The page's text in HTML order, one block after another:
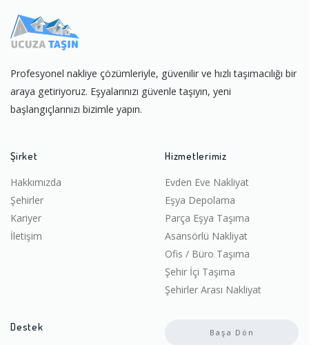
Profesyonel nakliye çözümleriyle, güvenilir ve hızlı taşımacılığı bir
araya getiriyoruz. Eşyalarınızı güvenle taşıyın, yeni
başlangıçlarınızı bizimle yapın.
Şirket
Hakkımızda
Şehirler
Kariyer
İletişim
Hizmetlerimiz
Evden Eve Nakliyat
Eşya Depolama
Parça Eşya Taşıma
Asansörlü Nakliyat
Ofis / Büro Taşıma
Şehir İçi Taşıma
Şehirler Arası Nakliyat
Destek Başa Dön